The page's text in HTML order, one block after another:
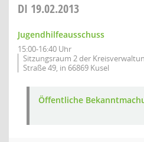
DI 19.02.2013
Jugendhilfeausschuss
15:00-16:40 Uhr
Sitzungsraum 2 der
Straße 49, in 66869 Kusel
Öffentliche